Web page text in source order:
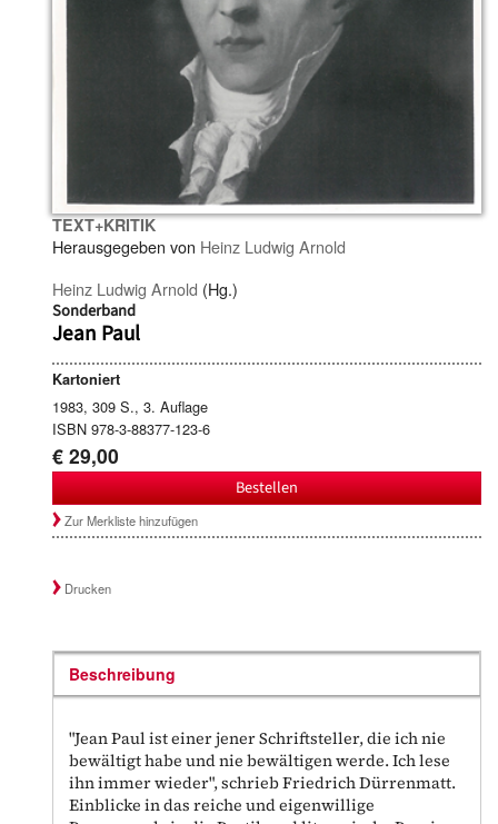
TEXT+KRITIK
Herausgegeben von Heinz Ludwig Arnold
Heinz Ludwig Arnold (Hg.)
Sonderband
Jean Paul
Kartoniert
1983, 309 S., 3. Auflage
ISBN 978-3-88377-123-6
€ 29,00
Bestellen
Zur Merkliste hinzufügen
Drucken
Beschreibung
"Jean Paul ist einer jener Schriftsteller, die ich nie
bewältigt habe und nie bewältigen werde. Ich lese
ihn immer wieder", schrieb Friedrich Dürrenmatt.
Einblicke in das reiche und eigenwillige